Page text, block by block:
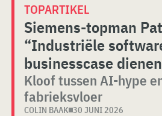
TOPARTIKEL
Siemens-topman
“Industriële
businesscase
Kloof tussen AI-hype
fabrieksvloer
COLIN BAAK 30 JUNI 2026